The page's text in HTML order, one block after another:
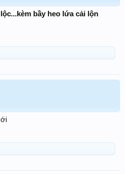
bầy heo lứa cải lộn